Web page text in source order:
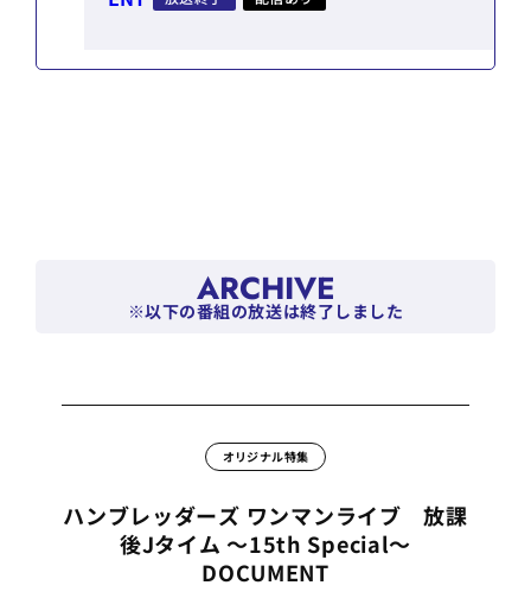
ARCHIVE
※以下の番組の放送は終了しました
オリジナル特集
ハンブレッダーズ ワンマンライブ 放課
後Jタイム ～15th Special～
DOCUMENT